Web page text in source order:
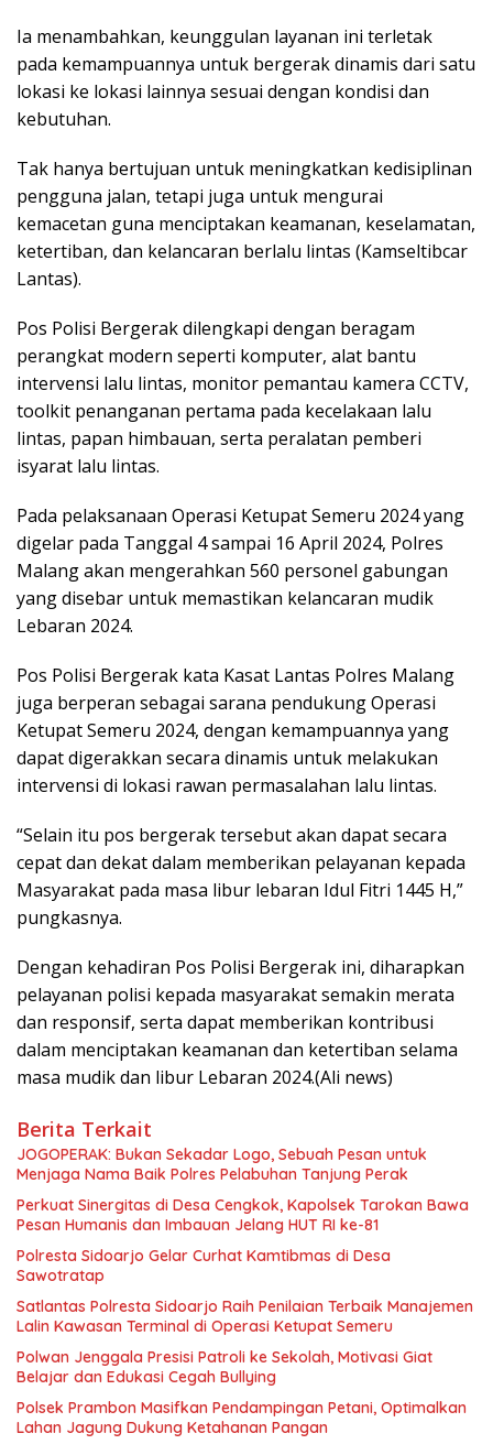
Ia menambahkan, keunggulan layanan ini terletak
pada kemampuannya untuk bergerak dinamis dari satu
lokasi ke lokasi lainnya sesuai dengan kondisi dan
kebutuhan.
Tak hanya bertujuan untuk meningkatkan kedisiplinan
pengguna jalan, tetapi juga untuk mengurai
kemacetan guna menciptakan keamanan, keselamatan,
ketertiban, dan kelancaran berlalu lintas (Kamseltibcar
Lantas).
Pos Polisi Bergerak dilengkapi dengan beragam
perangkat modern seperti komputer, alat bantu
intervensi lalu lintas, monitor pemantau kamera CCTV,
toolkit penanganan pertama pada kecelakaan lalu
lintas, papan himbauan, serta peralatan pemberi
isyarat lalu lintas.
Pada pelaksanaan Operasi Ketupat Semeru 2024 yang
digelar pada Tanggal 4 sampai 16 April 2024, Polres
Malang akan mengerahkan 560 personel gabungan
yang disebar untuk memastikan kelancaran mudik
Lebaran 2024.
Pos Polisi Bergerak kata Kasat Lantas Polres Malang
juga berperan sebagai sarana pendukung Operasi
Ketupat Semeru 2024, dengan kemampuannya yang
dapat digerakkan secara dinamis untuk melakukan
intervensi di lokasi rawan permasalahan lalu lintas.
“Selain itu pos bergerak tersebut akan dapat secara
cepat dan dekat dalam memberikan pelayanan kepada
Masyarakat pada masa libur lebaran Idul Fitri 1445 H,”
pungkasnya.
Dengan kehadiran Pos Polisi Bergerak ini, diharapkan
pelayanan polisi kepada masyarakat semakin merata
dan responsif, serta dapat memberikan kontribusi
dalam menciptakan keamanan dan ketertiban selama
masa mudik dan libur Lebaran 2024.(Ali news)
Berita Terkait
JOGOPERAK: Bukan Sekadar Logo, Sebuah Pesan untuk
Menjaga Nama Baik Polres Pelabuhan Tanjung Perak
Perkuat Sinergitas di Desa Cengkok, Kapolsek Tarokan Bawa
Pesan Humanis dan Imbauan Jelang HUT RI ke-81
Polresta Sidoarjo Gelar Curhat Kamtibmas di Desa
Sawotratap
Satlantas Polresta Sidoarjo Raih Penilaian Terbaik Manajemen
Lalin Kawasan Terminal di Operasi Ketupat Semeru
Polwan Jenggala Presisi Patroli ke Sekolah, Motivasi Giat
Belajar dan Edukasi Cegah Bullying
Polsek Prambon Masifkan Pendampingan Petani, Optimalkan
Lahan Jagung Dukung Ketahanan Pangan